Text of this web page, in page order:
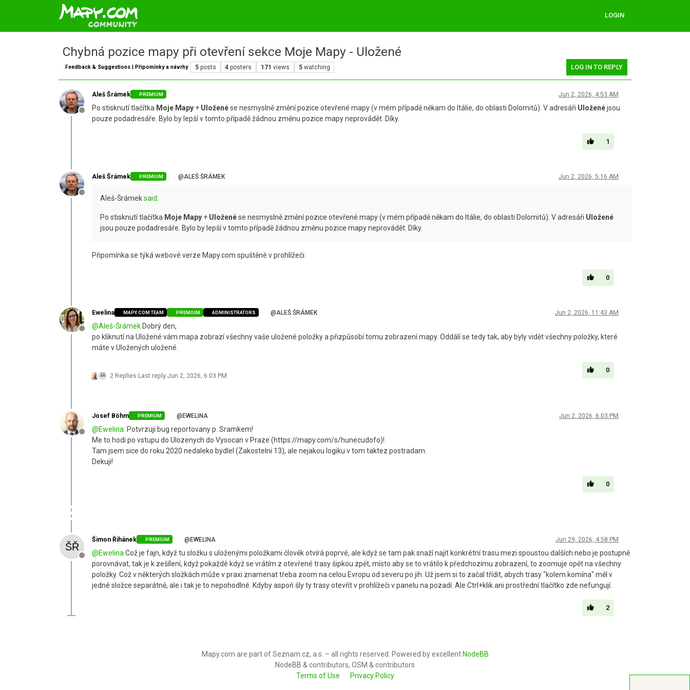
LOGIN
Chybná pozice mapy při otevření sekce Moje Mapy - Uložené
Feedback & Suggestions | Připomínky a návrhy 5 posts 4 posters 171 views 5 watching LOG IN TO REPLY
Offline
Aleš Šrámek PREMIUM Jun 2, 2026, 4:53 AM
Po stisknutí tlačítka Moje Mapy + Uloženése nesmyslně změní pozice otevřené mapy (v mém případě někam do Itálie, do oblasti Dolomitů). V adresáři Uloženéjsou
pouze podadresáře. Bylo by lepší v tomto případě žádnou změnu pozice mapy neprovádět. Díky.
1
Offline
Aleš Šrámek PREMIUM @ALEŠ ŠRÁMEK Jun 2, 2026, 5:16 AM
Aleš-Šrámeksaid:
Po stisknutí tlačítka Moje Mapy + Uloženése nesmyslně změní pozice otevřené mapy (v mém případě někam do Itálie, do oblasti Dolomitů). V adresáři Uložené
jsou pouze podadresáře. Bylo by lepší v tomto případě žádnou změnu pozice mapy neprovádět. Díky.
Připomínka se týká webové verze Mapy.com spuštěné v prohlížeči.
0
Offline
Ewelina MAPY.COM TEAM PREMIUM ADMINISTRATORS @ALEŠ ŠRÁMEK Jun 2, 2026, 11:43 AM
@Aleš-Šrámek Dobrý den,
po kliknutí na Uložené vám mapa zobrazí všechny vaše uložené položky a přizpůsobí tomu zobrazení mapy. Oddálí se tedy tak, aby byly vidět všechny položky, které
máte v Uložených uložené.
2 Replies Last reply Jun 2, 2026, 6:03 PM
0
Offline
Josef Böhm PREMIUM @EWELINA Jun 2, 2026, 6:03 PM
@Ewelina: Potvrzuji bug reportovany p. Sramkem!
Me to hodi po vstupu do Ulozenych do Vysocan v Praze (https://mapy.com/s/hunecudofo)!
Tam jsem sice do roku 2020 nedaleko bydlel (Zakostelni 13), ale nejakou logiku v tom taktez postradam.
Dekuji!
0
Offline
Šimon Řihánek PREMIUM @EWELINA Jun 29, 2026, 4:58 PM
@Ewelina Což je fajn, když tu složku s uloženými položkami člověk otvírá poprvé, ale když se tam pak snaží najít konkrétní trasu mezi spoustou dalších nebo je postupně
porovnávat, tak je k zešílení, když pokaždé když se vrátím z otevřené trasy šipkou zpět, místo aby se to vrátilo k předchozímu zobrazení, to zoomuje opět na všechny
položky. Což v některých složkách může v praxi znamenat třeba zoom na celou Evropu od severu po jih. Už jsem si to začal třídit, abych trasy "kolem komína" měl v
jedné složce separátně, ale i tak je to nepohodlné. Kdyby aspoň šly ty trasy otevřít v prohlížeči v panelu na pozadí. Ale Ctrl+klik ani prostřední tlačítko zde nefungují.
2
Mapy.com are part of Seznam.cz, a.s. – all rights reserved. Powered by excellent NodeBB
NodeBB & contributors, OSM & contributors
Terms of Use
Privacy Policy